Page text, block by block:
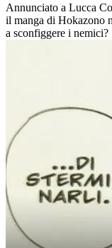
Annunciato a Lucca
il manga di Hokazono
a sconfiggere i nemici?